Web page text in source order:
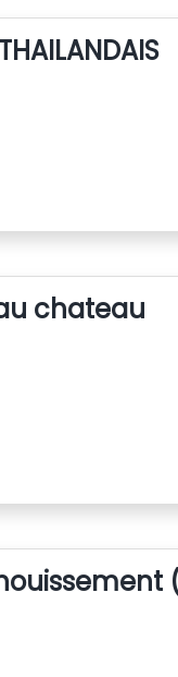
chateau